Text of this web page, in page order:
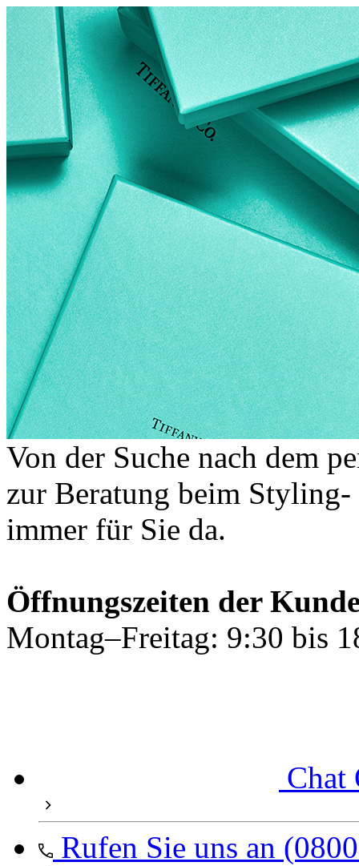
Von der Suche nach dem
zur Beratung beim Styling-
immer für Sie da.
Öffnungszeiten der
Montag–Freitag: 9:30 bis
Chat
Rufen Sie uns an